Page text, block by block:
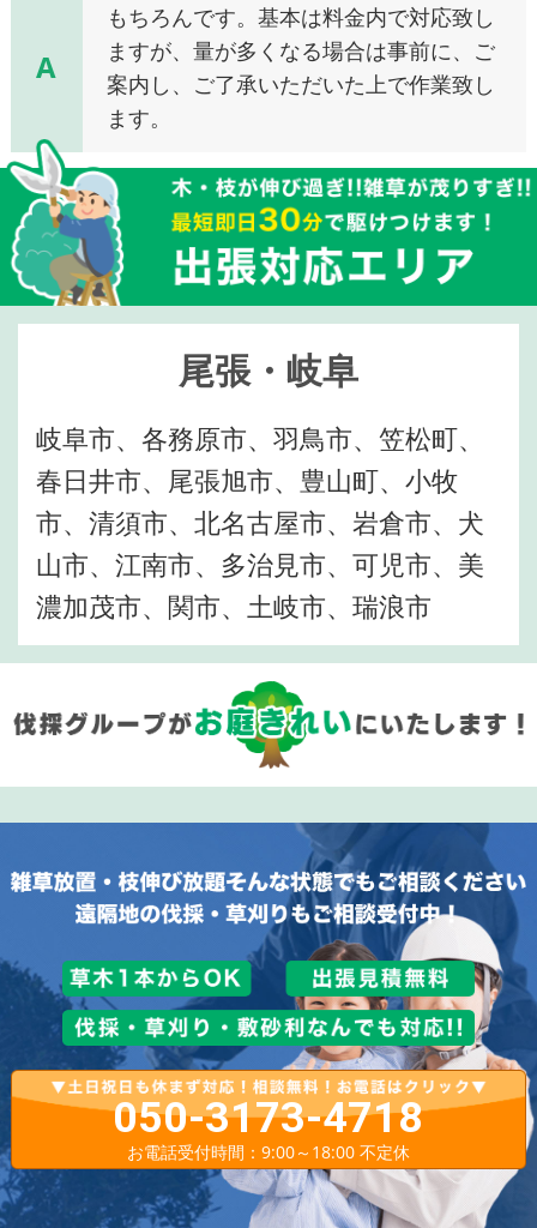
A
もちろんです。基本は料金内で対応致し
ますが、量が多くなる場合は事前に、ご
案内し、ご了承いただいた上で作業致し
ます。
尾張・岐阜
岐阜市、各務原市、羽鳥市、笠松町、
春日井市、尾張旭市、豊山町、小牧
市、清須市、北名古屋市、岩倉市、犬
山市、江南市、多治見市、可児市、美
濃加茂市、関市、土岐市、瑞浪市
050-3173-4718
お電話受付時間：9:00～18:00 不定休